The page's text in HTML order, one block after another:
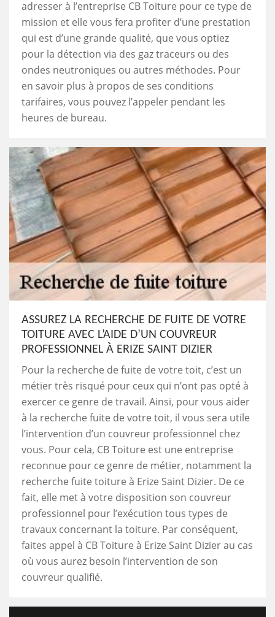
adresser à l’entreprise CB Toiture pour ce type de
mission et elle vous fera profiter d’une prestation
qui est d’une grande qualité, que vous optiez
pour la détection via des gaz traceurs ou des
ondes neutroniques ou autres méthodes. Pour
en savoir plus à propos de ses conditions
tarifaires, vous pouvez l’appeler pendant les
heures de bureau.
ASSUREZ LA RECHERCHE DE FUITE DE VOTRE
TOITURE AVEC L’AIDE D’UN COUVREUR
PROFESSIONNEL À ERIZE SAINT DIZIER
Pour la recherche de fuite de votre toit, c’est un
métier très risqué pour ceux qui n’ont pas opté à
exercer ce genre de travail. Ainsi, pour vous aider
à la recherche fuite de votre toit, il vous sera utile
l’intervention d’un couvreur professionnel chez
vous. Pour cela, CB Toiture est une entreprise
reconnue pour ce genre de métier, notamment la
recherche fuite toiture à Erize Saint Dizier. De ce
fait, elle met à votre disposition son couvreur
professionnel pour l’exécution tous types de
travaux concernant la toiture. Par conséquent,
faites appel à CB Toiture à Erize Saint Dizier au cas
où vous aurez besoin l’intervention de son
couvreur qualifié.